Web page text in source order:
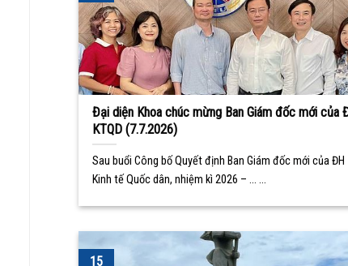
Đại diện Khoa chúc mừng Ban Giám đốc mới của
KTQD (7.7.2026)
Sau buổi Công bố Quyết định Ban Giám đốc mới của ĐH
Kinh tế Quốc dân, nhiệm kì 2026 – ... ...
15